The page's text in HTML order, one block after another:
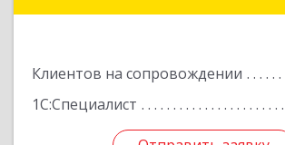
Клиентов на сопровождении
1С:Специалист